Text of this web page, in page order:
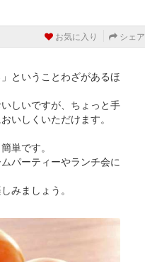
お気に入り シェア
ということわざがあるほ
しいですが、ちょっと手
いしくいただけます。
単です。
パーティーやランチ会に
みましょう。